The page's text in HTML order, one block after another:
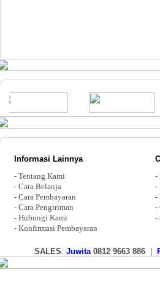
Informasi Lainnya
- Tentang Kami
- Cara Belanja
- Cara Pembayaran
- Cara Pengiriman
- Hubungi Kami
- Konfirmasi Pembayaran
-
-
-
-
-
SALES: Juwita 0812 9663 886